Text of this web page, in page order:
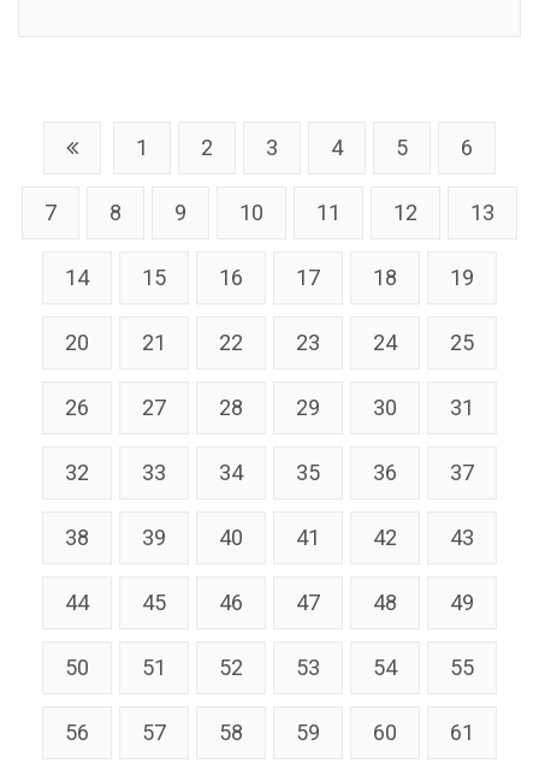
1 2 3 4 5 6
7 8 9 10 11 12 13
14 15 16 17 18 19
20 21 22 23 24 25
26 27 28 29 30 31
32 33 34 35 36 37
38 39 40 41 42 43
44 45 46 47 48 49
50 51 52 53 54 55
56 57 58 59 60 61